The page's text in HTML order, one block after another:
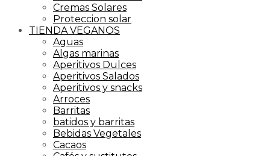
Cremas Solares
Proteccion solar
TIENDA VEGANOS
Aguas
Algas marinas
Aperitivos Dulces
Aperitivos Salados
Aperitivos y snacks
Arroces
Barritas
batidos y barritas
Bebidas Vegetales
Cacaos